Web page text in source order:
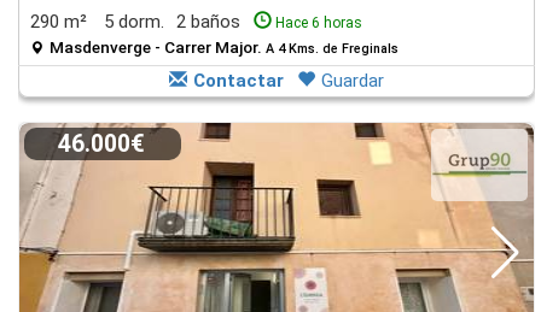
290 m²
5 dorm. 2 baños Hace 6 horas
Masdenverge - Carrer Major. A 4 Kms. de Freginals
Contactar Guardar
46.000€